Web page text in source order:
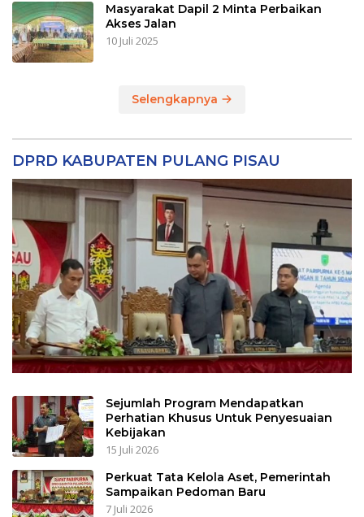
Masyarakat Dapil 2 Minta Perbaikan
Akses Jalan
10 Juli 2025
Selengkapnya
DPRD KABUPATEN PULANG PISAU
Sejumlah Program Mendapatkan
Perhatian Khusus Untuk Penyesuaian
Kebijakan
15 Juli 2026
Perkuat Tata Kelola Aset, Pemerintah
Sampaikan Pedoman Baru
7 Juli 2026